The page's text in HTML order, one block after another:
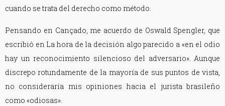
cuando se trata del derecho como método.
Pensando en Cançado, me acuerdo de Oswald Spengler, que
escribió en La hora de la decisión algo parecido a «en el odio
hay un reconocimiento silencioso del adversario». Aunque
discrepo rotundamente de la mayoría de sus puntos de vista,
no consideraría mis opiniones hacia el jurista brasileño
como «odiosas».